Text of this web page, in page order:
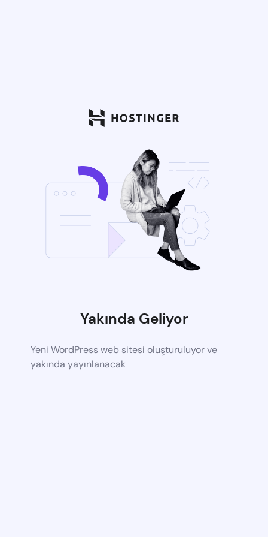
Yakında Geliyor
Yeni WordPress web sitesi oluşturuluyor ve
yakında yayınlanacak